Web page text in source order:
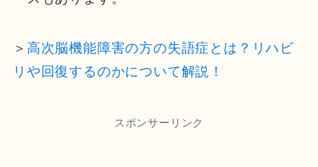
＞ 高次脳機能障害の方の失語症とは？リハビ
リや回復するのかについて解説！
スポンサーリンク